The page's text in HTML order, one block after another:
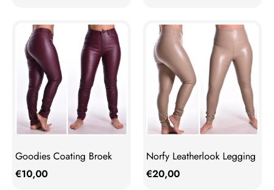
Goodies Coating Broek
€10,00
Norfy Leatherlook Legging
€20,00